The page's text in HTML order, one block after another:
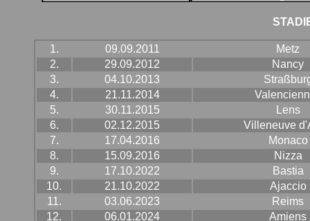
1. 09.09.2011
Metz
2.
29.09.2012
Nancy
3.
04.10.2013
4.
21.11.2014
5.
30.11.2015
Lens
6.
02.12.2015
Villeneuve
7.
17.04.2016
Monaco
8.
15.09.2016
Nizza
9.
17.10.2022
Bastia
10.
21.10.2022
Ajaccio
11.
03.06.2023
Reims
12.
06.01.2024
Amiens